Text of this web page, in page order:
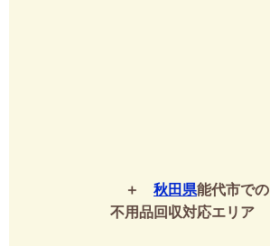
秋田県能代市での
不用品回収対応エリア